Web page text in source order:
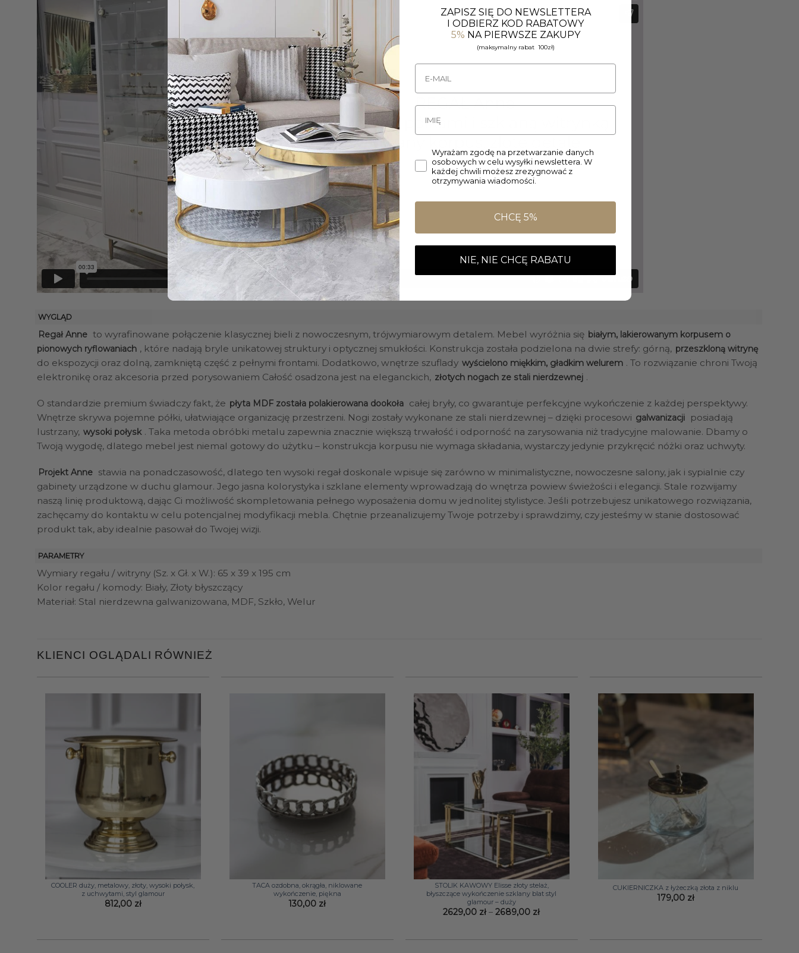
WYGLĄD
Regał Anne to wyrafinowane połączenie klasycznej bieli z nowoczesnym, trójwymiarowym detalem. Mebel wyróżnia się białym, lakierowanym korpusem o
pionowych ryflowaniach , które nadają bryle unikatowej struktury i optycznej smukłości. Konstrukcja została podzielona na dwie strefy: górną, przeszkloną witrynę
do ekspozycji oraz dolną, zamkniętą część z pełnymi frontami. Dodatkowo, wnętrze szuflady wyścielono miękkim, gładkim welurem . To rozwiązanie chroni Twoją
elektronikę oraz akcesoria przed porysowaniem Całość osadzona jest na eleganckich, złotych nogach ze stali nierdzewnej .
O standardzie premium świadczy fakt, że płyta MDF została polakierowana dookoła całej bryły, co gwarantuje perfekcyjne wykończenie z każdej perspektywy.
Wnętrze skrywa pojemne półki, ułatwiające organizację przestrzeni. Nogi zostały wykonane ze stali nierdzewnej – dzięki procesowi galwanizacji
posiadają
lustrzany, wysoki połysk . Taka metoda obróbki metalu zapewnia znacznie większą trwałość i odporność na zarysowania niż tradycyjne malowanie. Dbamy o
Twoją wygodę, dlatego mebel jest niemal gotowy do użytku – konstrukcja korpusu nie wymaga składania, wystarczy jedynie przykręcić nóżki oraz uchwyty.
Projekt Anne stawia na ponadczasowość, dlatego ten wysoki regał doskonale wpisuje się zarówno w minimalistyczne, nowoczesne salony, jak i sypialnie czy
gabinety urządzone w duchu glamour. Jego jasna kolorystyka i szklane elementy wprowadzają do wnętrza powiew świeżości i elegancji. Stale rozwijamy
naszą linię produktową, dając Ci możliwość skompletowania pełnego wyposażenia domu w jednolitej stylistyce. Jeśli potrzebujesz unikatowego rozwiązania,
zachęcamy do kontaktu w celu potencjalnej modyfikacji mebla. Chętnie przeanalizujemy Twoje potrzeby i sprawdzimy, czy jesteśmy w stanie dostosować
produkt tak, aby idealnie pasował do Twojej wizji.
PARAMETRY
Wymiary regału / witryny (Sz. x Gł. x W.): 65 x 39 x 195 cm
Kolor regału / komody: Biały, Złoty błyszczący
Materiał: Stal nierdzewna galwanizowana, MDF, Szkło, Welur
KLIENCI OGLĄDALI RÓWNIEŻ
COOLER duży, metalowy, złoty, wysoki połysk,
z uchwytami, styl glamour
812,00 zł
TACA ozdobna, okrągła, niklowane
wykończenie, piękna
130,00 zł
STOLIK KAWOWY Elisse złoty stelaż,
błyszczące wykończenie szklany blat styl
glamour – duży
2629,00 zł – 2689,00 złZakres
do
CUKIERNICZKA z łyżeczką złota z niklu
179,00 zł
ZAPISZ SIĘ DO NEWSLETTERA
I ODBIERZ KOD RABATOWY
5% NA PIERWSZE ZAKUPY
(maksymalny rabat 100zł)
Wyrażam zgodę na przetwarzanie danych
osobowych w celu wysyłki newslettera. W
każdej chwili możesz zrezygnować z
otrzymywania wiadomości.
CHCĘ 5%
NIE, NIE CHCĘ RABATU